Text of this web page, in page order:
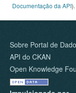
Documentação da API).
Sobre Portal de
API do CKAN
Open Knowledge